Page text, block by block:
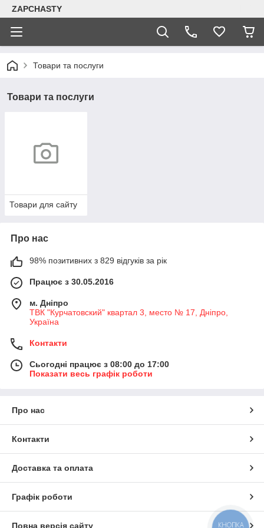
ZAPCHASTY
Товари та послуги
Товари та послуги
Товари для сайту
Про нас
98% позитивних з 829 відгуків за рік
Працює з 30.05.2016
м. Дніпро
ТВК "Курчатовский" квартал 3, место № 17, Дніпро,
Україна
Контакти
Сьогодні працює з 08:00 до 17:00
Показати весь графік роботи
Про нас
Контакти
Доставка та оплата
Графік роботи
Повна версія сайту КНОПКА